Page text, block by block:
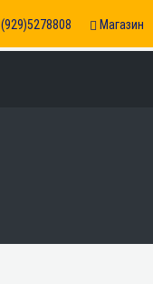
Магазин
(929)5278808